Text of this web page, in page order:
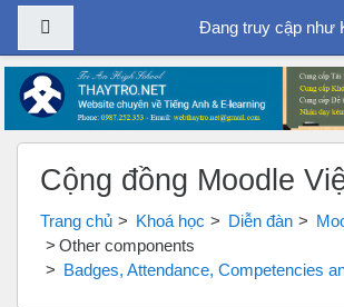
Chuyển tới nội dung chính
Bảng điều khiển cạnhĐang truy cập như
Cộng đồng Moodle
Trang chủ Khoá học Diễn đàn
Other components
Badges, Attendance, Competencies